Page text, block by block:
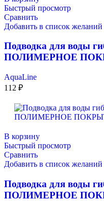
Быстрый просмотр
Сравнить
Добавить в список желаний
Подводка для воды
ПОЛИМЕРНОЕ
AquaLine
112 ₽
В корзину
Быстрый просмотр
Сравнить
Добавить в список желаний
Подводка для воды
ПОЛИМЕРНОЕ